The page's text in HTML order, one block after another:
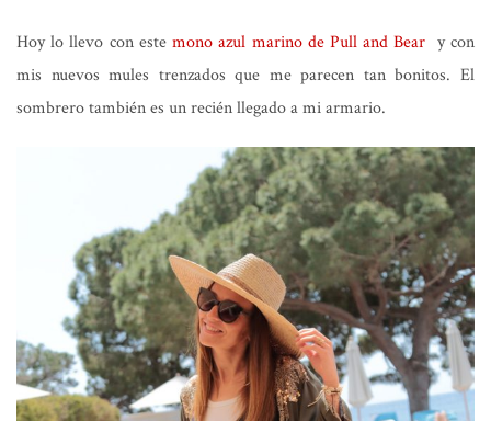
Hoy lo llevo con estemono azul marino de Pull and Bear y con
mis nuevos mules trenzados que me parecen tan bonitos. El
sombrero también es un recién llegado a mi armario.